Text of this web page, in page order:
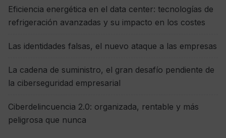
Eficiencia energética en el data center: tecnologías de
refrigeración avanzadas y su impacto en los costes
Las identidades falsas, el nuevo ataque a las empresas
La cadena de suministro, el gran desafío pendiente de
la ciberseguridad empresarial
Ciberdelincuencia 2.0: organizada, rentable y más
peligrosa que nunca